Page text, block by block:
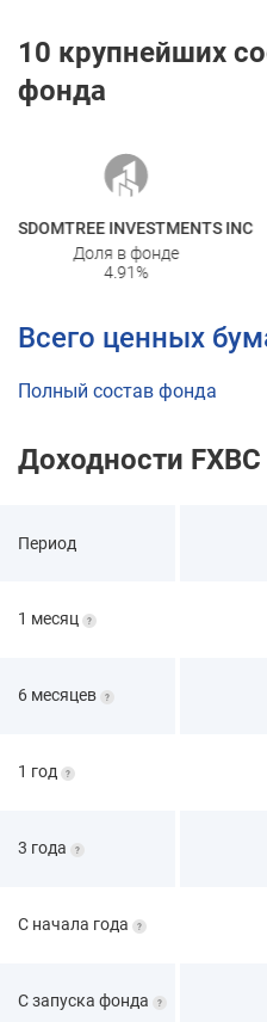
10 крупнейших
фонда
INC
Всего ценных
Полный состав фонда
Доходности FXBC
Период
1 месяц
6 месяцев
1 год
3 года
С начала года
С запуска фонда